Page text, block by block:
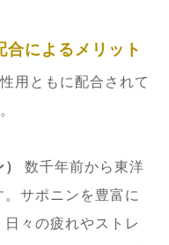
ニー・キングハ
本物」の違いを
によるメリット
用ともに配合されて
数千年前から東洋
サポニンを豊富に
々の疲れやストレ